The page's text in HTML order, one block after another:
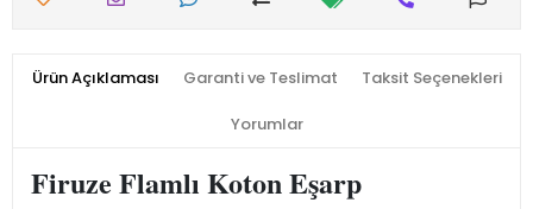
Ürün Açıklaması Garanti ve Teslimat Taksit Seçenekleri
Yorumlar
Firuze Flamlı Koton Eşarp